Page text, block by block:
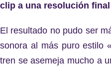
clip a una resolución final
El resultado no pudo ser
sonora al más puro estilo
tren se asemeja mucho a